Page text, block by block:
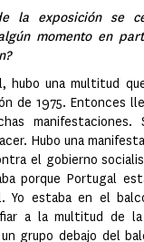
la exposición se
momento en
hubo una multitud
de 1975. Entonces
Hubo una
el gobierno
porque Portugal
Yo estaba en el
a la multitud de la
grupo debajo del